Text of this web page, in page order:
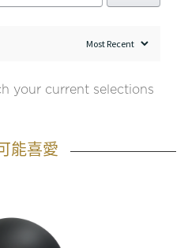
your current selections
能喜愛